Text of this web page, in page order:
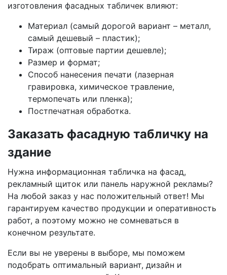
изготовления фасадных табличек влияют:
Материал (самый дорогой вариант – металл,
самый дешевый – пластик);
Тираж (оптовые партии дешевле);
Размер и формат;
Способ нанесения печати (лазерная
гравировка, химическое травление,
термопечать или пленка);
Постпечатная обработка.
Заказать фасадную табличку на
здание
Нужна информационная табличка на фасад,
рекламный щиток или панель наружной рекламы?
На любой заказ у нас положительный ответ! Мы
гарантируем качество продукции и оперативность
работ, а поэтому можно не сомневаться в
конечном результате.
Если вы не уверены в выборе, мы поможем
подобрать оптимальный вариант, дизайн и